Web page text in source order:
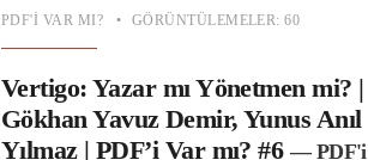
PDF'I VAR MI? • GÖRÜNTÜLEMELER: 60
Vertigo: Yazar mı Yönetmen mi? |
Gökhan Yavuz Demir, Yunus Anıl
Yılmaz | PDF’i Var mı? #6 — PDF'i